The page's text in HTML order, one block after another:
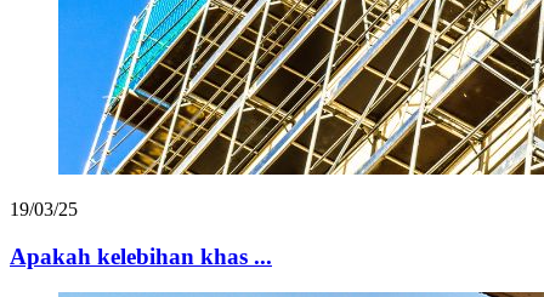
19/03/25
Apakah kelebihan khas ...